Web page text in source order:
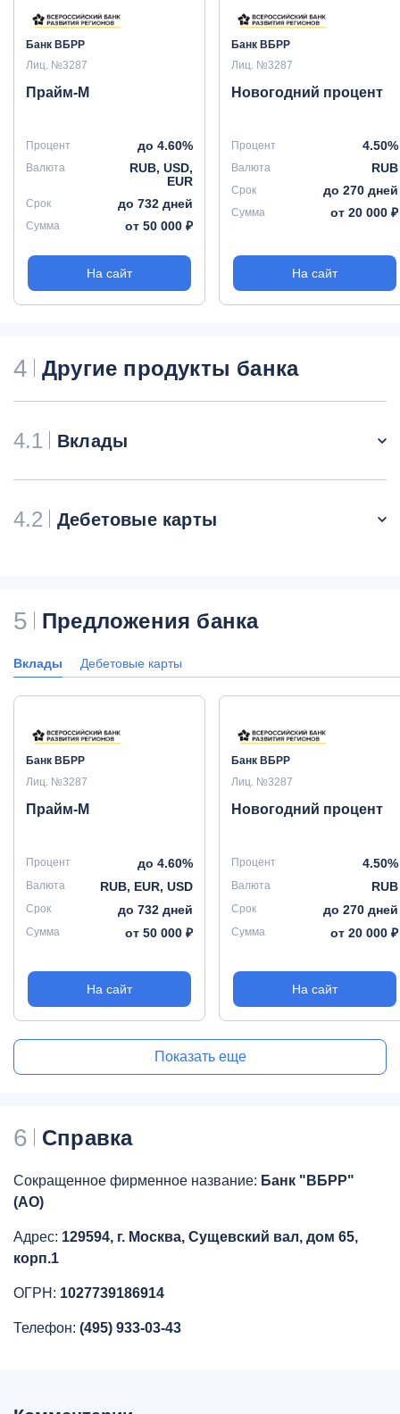
Банк ВБРР
Лиц. №3287
Прайм-М
Процент до 4.60%
Валюта
RUB, USD,
EUR
Срок до 732 дней
Сумма от 50 000 ₽
На сайт
Банк ВБРР
Лиц. №3287
Новогодний процент
Процент 4.50%
Валюта RUB
Срок до 270 дней
Сумма от 20 000 ₽
На сайт
4 Другие продукты банка
4.1 Вклады
4.2 Дебетовые карты
5 Предложения банка
Вклады Дебетовые карты
Банк ВБРР
Лиц. №3287
Прайм-М
Процент до 4.60%
Валюта RUB, EUR, USD
Срок до 732 дней
Сумма от 50 000 ₽
На сайт
Банк ВБРР
Лиц. №3287
Новогодний процент
Процент 4.50%
Валюта RUB
Срок до 270 дней
Сумма от 20 000 ₽
На сайт
Показать еще
6 Справка
Сокращенное фирменное название: Банк "ВБРР"
(АО)
Адрес: 129594, г. Москва, Сущевский вал, дом 65,
корп.1
ОГРН: 1027739186914
Телефон: (495) 933-03-43